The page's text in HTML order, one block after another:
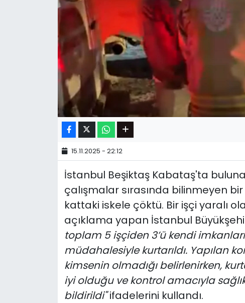
15.11.2025 - 22:12
İstanbul Beşiktaş Kabataş'ta
çalışmalar sırasında bilinmeyen
kattaki iskele çöktü. Bir işçi yaralı
açıklama yapan İstanbul
toplam 5 işçiden 3’ü kendi
müdahalesiyle kurtarıldı. Yapılan
kimsenin olmadığı belirlenirken,
iyi olduğu ve kontrol amacıyla
bildirildi"ifadelerini kullandı.